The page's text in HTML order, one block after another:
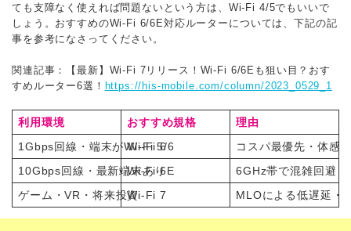
ても支障なく使えれば問題ないという方は、Wi-Fi 4/5でもいいで
しょう。おすすめのWi-Fi 6/6E対応ルーターについては、下記の記
事を参考になさってください。
関連記事：【最新】Wi-Fi 7リリース！Wi-Fi 6/6Eも狙い目？おす
すめルーター6選！ https://his-mobile.com/column/2023_0529_1
利用環境 おすすめ規格
理由
1Gbps回線・端末がWi-Fi 5/6
Wi-Fi 6
コスパ最優先・体感
10Gbps回線・最新端末あり
Wi-Fi 6E
6GHz帯で混雑回避
ゲーム・VR・将来投資Wi-Fi 7 MLOによる低遅延・